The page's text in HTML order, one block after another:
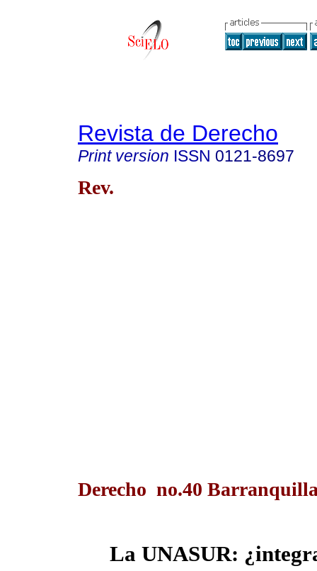
Revista de Derecho
Print version ISSN 0121-8697
Rev.
Derecho no.40
La UNASUR: